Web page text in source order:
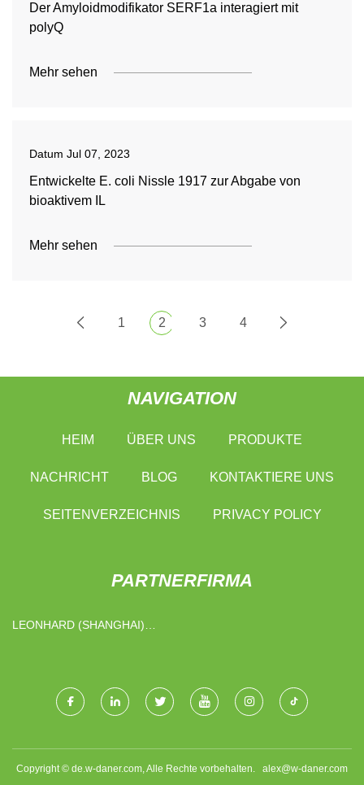
Der Amyloidmodifikator SERF1a interagiert mit
polyQ
Mehr sehen
Datum Jul 07, 2023
Entwickelte E. coli Nissle 1917 zur Abgabe von
bioaktivem IL
Mehr sehen
1 2 3 4
NAVIGATION
HEIM ÜBER UNS PRODUKTE
NACHRICHT BLOG KONTAKTIERE UNS
SEITENVERZEICHNIS PRIVACY POLICY
PARTNERFIRMA
LEONHARD (SHANGHAI)
Copyright © de.w-daner.com, Alle Rechte vorbehalten. alex@w-daner.com